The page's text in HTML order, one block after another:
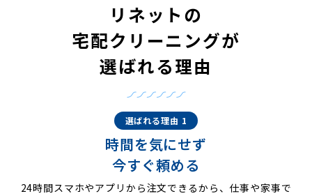
リネットの
宅配クリーニングが
選ばれる理由
選ばれる理由 1
時間を気にせず
今すぐ頼める
24時間スマホやアプリから注文できるから、仕事や家事で